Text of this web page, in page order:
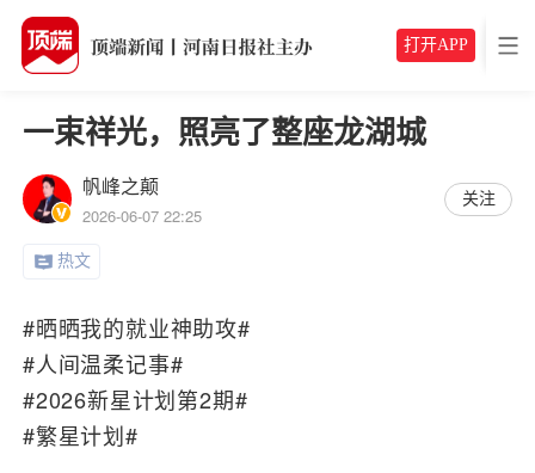
打开APP
一束祥光，照亮了整座龙湖城
帆峰之颠
2026-06-07 22:25
关注
热文
#晒晒我的就业神助攻#
#人间温柔记事#
#2026新星计划第2期#
#繁星计划#